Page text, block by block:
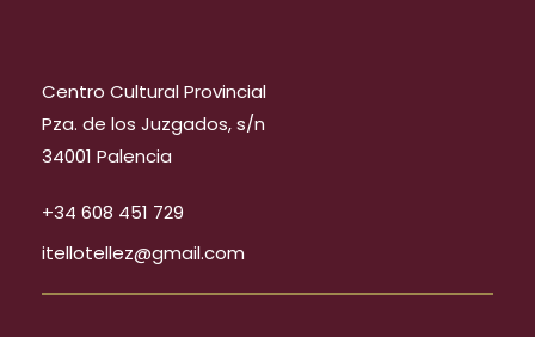
Centro Cultural Provincial
Pza. de los Juzgados, s/n
34001 Palencia
+34 608 451 729
itellotellez@gmail.com